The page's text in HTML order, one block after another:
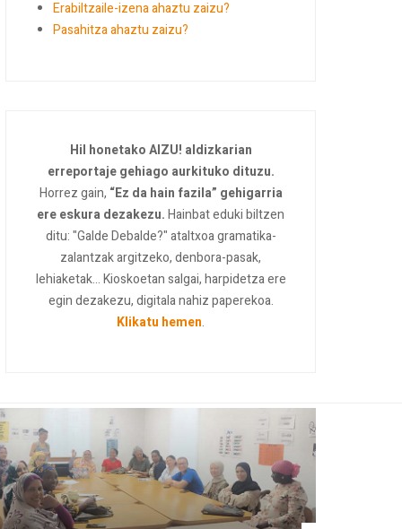
Erabiltzaile-izena ahaztu zaizu?
Pasahitza ahaztu zaizu?
Hil honetako AIZU! aldizkarian
erreportaje gehiago aurkituko dituzu.
Horrez gain, “Ez da hain fazila” gehigarria
ere eskura dezakezu.Hainbat eduki biltzen
ditu: "Galde Debalde?" ataltxoa gramatika-
zalantzak argitzeko, denbora-pasak,
lehiaketak... Kioskoetan salgai, harpidetza ere
egin dezakezu, digitala nahiz paperekoa.
Klikatu hemen.